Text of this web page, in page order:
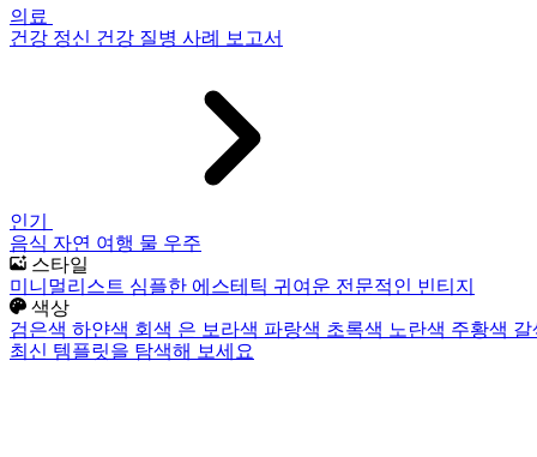
의료
건강 정신 건강 질병 사례 보고서
인기
음식 자연 여행 물 우주
스타일
미니멀리스트 심플한 에스테틱 귀여운 전문적인 빈티지
색상
검은색 하얀색 회색 은 보라색 파랑색 초록색 노란색 주황색
최신 템플릿을 탐색해 보세요